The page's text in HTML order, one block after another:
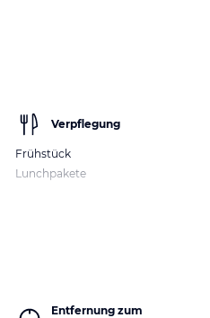
Verpflegung
Frühstück
Lunchpakete
Entfernung zum